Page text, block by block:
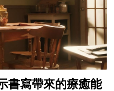
書寫帶來的療癒能